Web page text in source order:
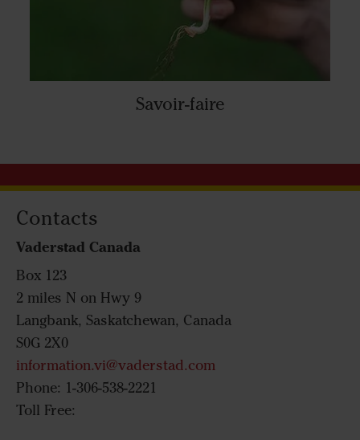
Savoir-faire
Contacts
Vaderstad Canada
Box 123
2 miles N on Hwy 9
Langbank, Saskatchewan, Canada
S0G 2X0
information.vi@vaderstad.com
Phone: 1-306-538-2221
Toll Free: